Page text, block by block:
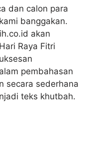
dan calon para
banggakan.
akan
Raya Fitri
pembahasan
secara sederhana
teks khutbah.